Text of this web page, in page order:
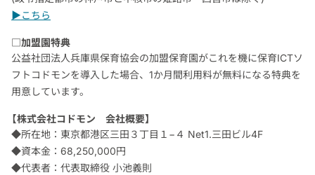
▶こちら
□加盟園特典
公益社団法人兵庫県保育協会の加盟保育園がこれを機に保育ICTソ
フトコドモンを導入した場合、1か月間利用料が無料になる特典を
用意しています。
【株式会社コドモン 会社概要】
◆所在地：東京都港区三田３丁目１−４ Net1.三田ビル4F
◆資本金：68,250,000円
◆代表者：代表取締役 小池義則